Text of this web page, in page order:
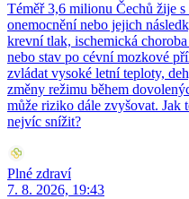
Téměř 3,6 milionu Čechů žije
onemocnění nebo jejich
krevní tlak, ischemická
nebo stav po cévní mozkové
zvládat vysoké letní teploty,
změny režimu během
může riziko dále zvyšovat. Jak
nejvíc snížit?
Plné zdraví
7. 8. 2026, 19:43